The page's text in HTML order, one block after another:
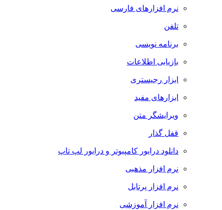
نرم افزارهای فارسی
تلفن
برنامه نویسی
بازیابی اطلاعات
ابزار رجیستری
ابزارهای مفید
ویرایشگر متن
قفل گذار
دانلود درایور کامپیوتر و درایور لپ تاپ
نرم افزار مذهبی
نرم افزار پرتابل
نرم افزار آموزشی